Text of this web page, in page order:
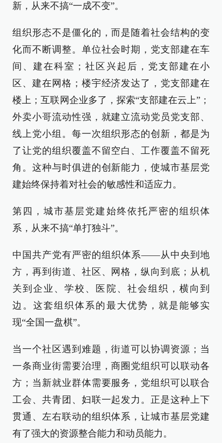
新，从来不搞“一成不变”。
组织形态不是僵化的，而是随着社会结构的变
化而不断调整。单位社会时期，党支部建在车
间、建在科室；社区兴起后，党支部建在小
区、建在网格；楼宇经济发达了，党支部建在
楼上；互联网企业多了，探索“支部建在云上”；
外卖小哥流动性强，就建立流动党员党支部、
线上党小组。每一次组织形态的创新，都是为
了让党的组织覆盖不留空白、工作覆盖不留死
角。这种与时俱进的创新能力，使城市基层党
建始终保持着对社会的敏感性和适应力。
第四，城市基层党建始终依托严密的组织体
系，从来不搞“单打独斗”。
中国共产党有严密的组织体系——从中央到地
方，再到街道、社区、网格，纵向到底；从机
关到企业、学校、医院、社会组织，横向到
边。这套组织体系的最大优势，就是能够实
现“全国一盘棋”。
当一个社区遇到难题，街道可以协调资源；当
一条商业街需要治理，商圈党组织可以联动各
方；当新就业群体需要服务，党组织可以联合
工会、共青团、妇联一起发力。正是这种上下
贯通、左右联动的组织体系，让城市基层党建
有了强大的资源整合能力和动员能力。